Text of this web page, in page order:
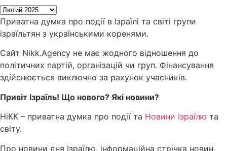
Приватна думка про події в Ізраїлі та світі групи
ізраїльтян з українськими коренями.
Сайт Nikk.Agency не має жодного відношення до
політичних партій, організацій чи груп. Фінансування
здійснюється виключно за рахунок учасників.
Привіт Ізраїль! Що нового? Які новини?
НіКК – приватна думка про події та Новини Ізраїлю та
світу.
Про новини дня Ізраїлю, інформаційна стрічка новин,